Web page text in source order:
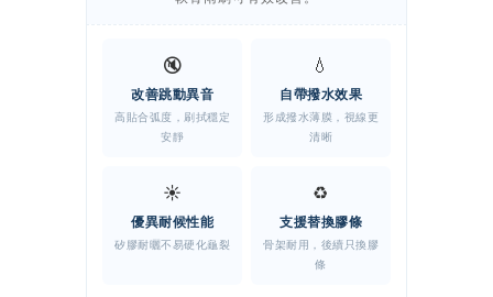
🔇
改善跳動異音
高貼合弧度，刷拭穩定
安靜
💧
自帶撥水效果
形成撥水薄膜，視線更
清晰
☀️
優異耐候性能
矽膠耐曬不易硬化龜裂
♻️
支援替換膠條
骨架耐用，後續只換膠
條